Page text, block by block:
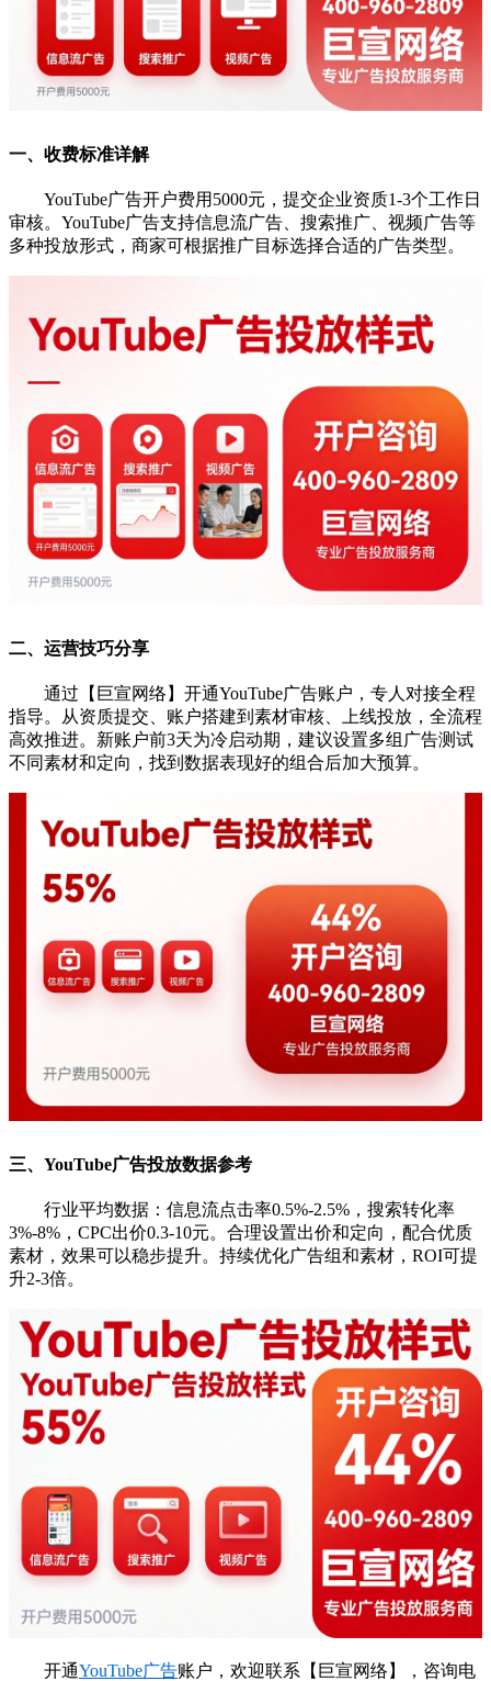
一、收费标准详解
YouTube广告开户费用5000元，提交企业资质1-3个工作日
审核。YouTube广告支持信息流广告、搜索推广、视频广告等
多种投放形式，商家可根据推广目标选择合适的广告类型。
二、运营技巧分享
通过【巨宣网络】开通YouTube广告账户，专人对接全程
指导。从资质提交、账户搭建到素材审核、上线投放，全流程
高效推进。新账户前3天为冷启动期，建议设置多组广告测试
不同素材和定向，找到数据表现好的组合后加大预算。
三、YouTube广告投放数据参考
行业平均数据：信息流点击率0.5%-2.5%，搜索转化率
3%-8%，CPC出价0.3-10元。合理设置出价和定向，配合优质
素材，效果可以稳步提升。持续优化广告组和素材，ROI可提
升2-3倍。
开通YouTube广告账户，欢迎联系【巨宣网络】，咨询电